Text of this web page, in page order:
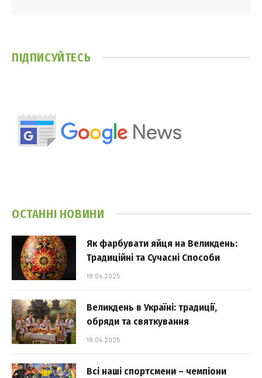
ПІДПИСУЙТЕСЬ
ОСТАННІ НОВИНИ
Як фарбувати яйця на Великдень:
Традиційні та Сучасні Способи
18.04.2025
Великдень в Україні: традиції,
обряди та святкування
18.04.2025
Всі наші спортсмени – чемпіони